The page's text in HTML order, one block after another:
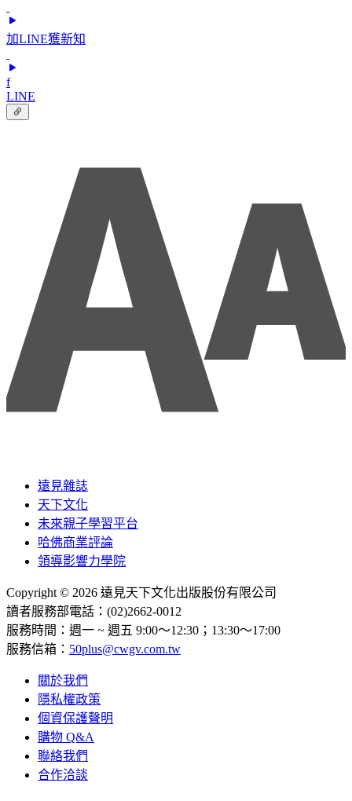
加LINE獲新知
f
LINE
遠見雜誌
天下文化
未來親子學習平台
哈佛商業評論
領導影響力學院
Copyright © 2026 遠見天下文化出版股份有限公司
讀者服務部電話：(02)2662-0012
服務時間：週一 ~ 週五 9:00～12:30；13:30～17:00
服務信箱： 50plus@cwgv.com.tw
關於我們
隱私權政策
個資保護聲明
購物 Q&A
聯絡我們
合作洽談